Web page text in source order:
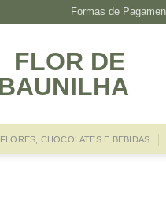
Formas de
FLORES, CHOCOLATES E BEBIDAS